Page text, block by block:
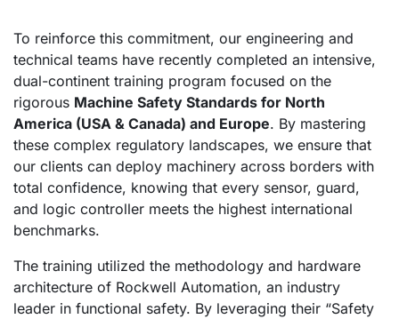
To reinforce this commitment, our engineering and
technical teams have recently completed an intensive,
dual-continent training program focused on the
rigorous Machine Safety Standards for North
America (USA & Canada) and Europe. By mastering
these complex regulatory landscapes, we ensure that
our clients can deploy machinery across borders with
total confidence, knowing that every sensor, guard,
and logic controller meets the highest international
benchmarks.
The training utilized the methodology and hardware
architecture of Rockwell Automation, an industry
leader in functional safety. By leveraging their “Safety